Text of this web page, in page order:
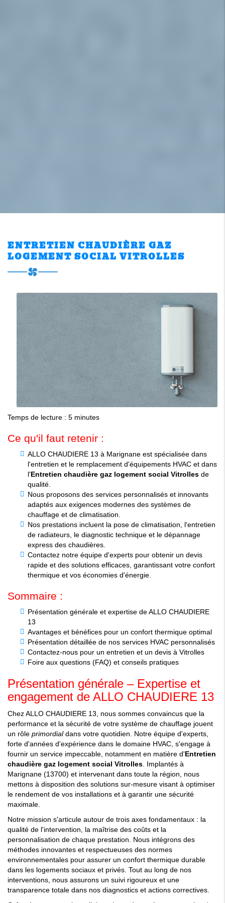
ENTRETIEN CHAUDIÈRE GAZ
LOGEMENT SOCIAL VITROLLES
Temps de lecture : 5 minutes
Ce qu'il faut retenir :
ALLO CHAUDIERE 13 à Marignane est spécialisée dans
l'entretien et le remplacement d'équipements HVAC et dans
l'Entretien chaudière gaz logement social Vitrolles de
qualité.
Nous proposons des services personnalisés et innovants
adaptés aux exigences modernes des systèmes de
chauffage et de climatisation.
Nos prestations incluent la pose de climatisation, l'entretien
de radiateurs, le diagnostic technique et le dépannage
express des chaudières.
Contactez notre équipe d'experts pour obtenir un devis
rapide et des solutions efficaces, garantissant votre confort
thermique et vos économies d'énergie.
Sommaire :
Présentation générale et expertise de ALLO CHAUDIERE
13
Avantages et bénéfices pour un confort thermique optimal
Présentation détaillée de nos services HVAC personnalisés
Contactez-nous pour un entretien et un devis à Vitrolles
Foire aux questions (FAQ) et conseils pratiques
Présentation générale – Expertise et
engagement de ALLO CHAUDIERE 13
Chez ALLO CHAUDIERE 13, nous sommes convaincus que la
performance et la sécurité de votre système de chauffage jouent
un rôle primordialdans votre quotidien. Notre équipe d'experts,
forte d'années d'expérience dans le domaine HVAC, s'engage à
fournir un service impeccable, notamment en matière d'Entretien
chaudière gaz logement social Vitrolles. Implantés à
Marignane (13700) et intervenant dans toute la région, nous
mettons à disposition des solutions sur-mesure visant à optimiser
le rendement de vos installations et à garantir une sécurité
maximale.
Notre mission s'articule autour de trois axes fondamentaux : la
qualité de l'intervention, la maîtrise des coûts et la
personnalisation de chaque prestation. Nous intégrons des
méthodes innovantes et respectueuses des normes
environnementales pour assurer un confort thermique durable
dans les logements sociaux et privés. Tout au long de nos
interventions, nous assurons un suivi rigoureux et une
transparence totale dans nos diagnostics et actions correctives.